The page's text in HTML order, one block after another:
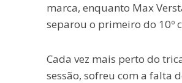
marca, enquanto Max
separou o primeiro do 10º
Cada vez mais perto do
sessão, sofreu com a falta